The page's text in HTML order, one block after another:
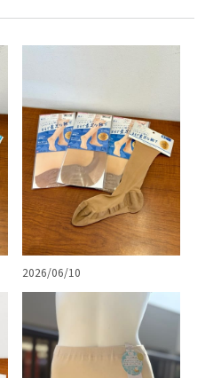
2026/06/10